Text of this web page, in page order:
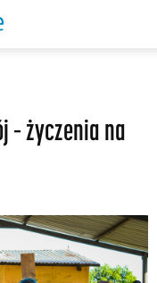
– życzenia na